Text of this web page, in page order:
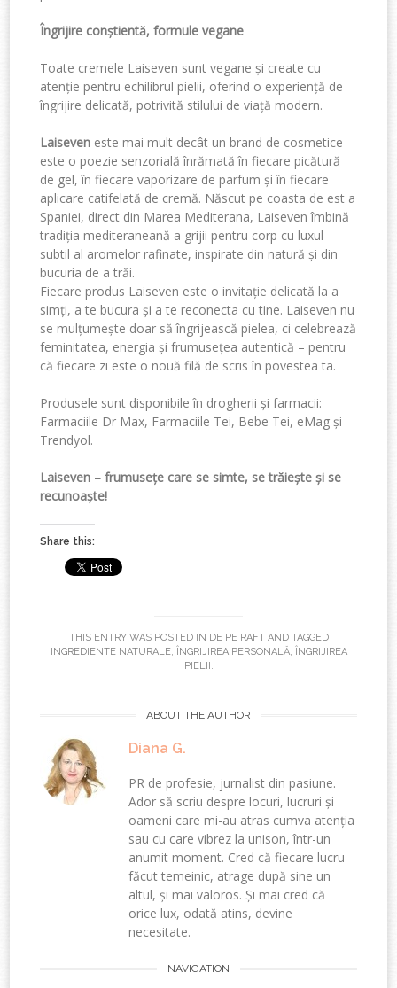
Îngrijire conștientă, formule vegane
Toate cremele Laiseven suntvegane și create cu
atenție pentru echilibrul pielii, oferind o experiență de
îngrijire delicată, potrivită stilului de viață modern.
Laiseven este mai mult decât un brand de cosmetice –
este o poezie senzorială înrămată în fiecare picătură
de gel, în fiecare vaporizare de parfum și în fiecare
aplicare catifelată de cremă. Născut pe coasta de est a
Spaniei, direct din Marea Mediterana, Laiseven îmbină
tradiția mediteraneană a grijii pentru corp cu luxul
subtil al aromelor rafinate, inspirate din natură și din
bucuria de a trăi.
Fiecare produs Laiseven este o invitație delicată la a
simți, a te bucura și a te reconecta cu tine. Laiseven nu
se mulțumește doar să îngrijească pielea, ci celebrează
feminitatea, energia și frumusețea autentică – pentru
că fiecare zi este o nouă filă de scris în povestea ta.
Produsele sunt disponibile în drogherii și farmacii:
Farmaciile Dr Max, Farmaciile Tei, Bebe Tei, eMag și
Trendyol.
Laiseven – frumusețe care se simte, se trăiește și se
recunoaște!
Share this:
THIS ENTRY WAS POSTED IN DE PE RAFTAND TAGGED
INGREDIENTE NATURALE, ÎNGRIJIREA PERSONALĂ, ÎNGRIJIREA
PIELII.
ABOUT THE AUTHOR
Diana G.
PR de profesie, jurnalist din pasiune.
Ador să scriu despre locuri, lucruri și
oameni care mi-au atras cumva atenția
sau cu care vibrez la unison, într-un
anumit moment. Cred că fiecare lucru
făcut temeinic, atrage după sine un
altul, și mai valoros. Și mai cred că
orice lux, odată atins, devine
necesitate.
NAVIGATION